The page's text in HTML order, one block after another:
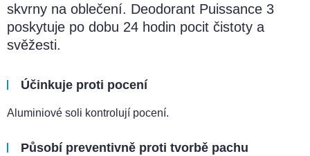
skvrny na oblečení. Deodorant Puissance 3
poskytuje po dobu 24 hodin pocit čistoty a
svěžesti.
Účinkuje proti pocení
Aluminiové soli kontrolují pocení.
Působí preventivně proti tvorbě pachu